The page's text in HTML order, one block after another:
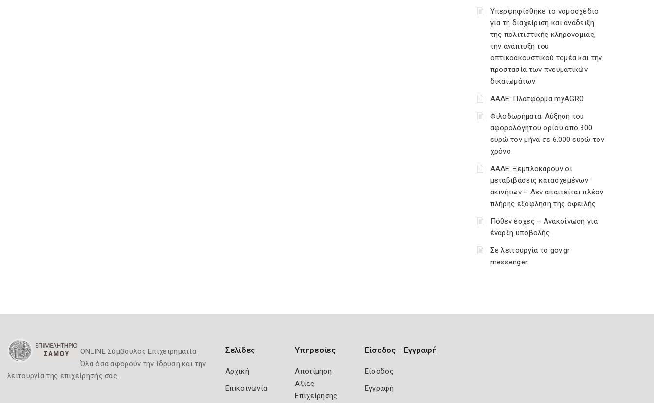
Υπερψηφίσθηκε το νομοσχέδιο
για τη διαχείριση και ανάδειξη
της πολιτιστικής κληρονομιάς,
την ανάπτυξη του
οπτικοακουστικού τομέα και την
προστασία των πνευματικών
δικαιωμάτων
ΑΑΔΕ: Πλατφόρμα myAGRO
Φιλοδωρήματα: Αύξηση του
αφορολόγητου ορίου από 300
ευρώ τον μήνα σε 6.000 ευρώ τον
χρόνο
ΑΑΔΕ: Ξεμπλοκάρουν οι
μεταβιβάσεις κατασχεμένων
ακινήτων – Δεν απαιτείται πλέον
πλήρης εξόφληση της οφειλής
Πόθεν έσχες – Ανακοίνωση για
έναρξη υποβολής
Σε λειτουργία το gov.gr
messenger
ONLINE Σύμβουλος Επιχειρηματία
Όλα όσα αφορούν την ίδρυση και την
λειτουργία της επιχείρησής σας.
Σελίδες
Αρχική
Επικοινωνία
Υπηρεσίες
Αποτίμηση
Αξίας
Επιχείρησης
Είσοδος – Εγγραφή
Είσοδος
Εγγραφή